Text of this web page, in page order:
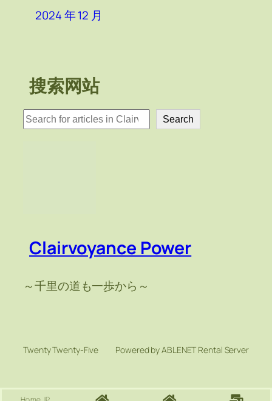
2024 年 12 月
搜索网站
検
索
Search
Clairvoyance Power
～千里の道も一歩から～
Twenty Twenty-Five Powered by ABLENET Rental Server